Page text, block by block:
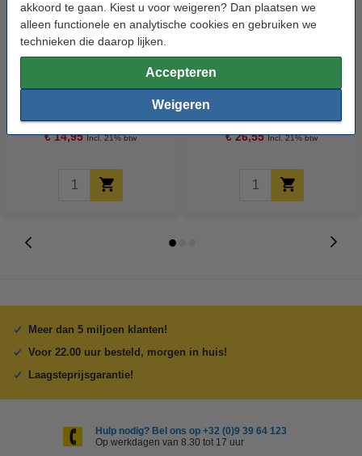
akkoord te gaan. Kiest u voor weigeren? Dan plaatsen we
alleen functionele en analytische cookies en gebruiken we
technieken die daarop lijken.
Accepteren
Weigeren
123accu Xtreme Power MN1500
Penlite AA batterij 24 stuks
€ 14,95 Incl. 21% btw € 26,55 Incl. 21% btw
Meer dan 5 miljoen klanten!
Voor 22.00 uur besteld, morgen in huis!
Laagsteprijsgarantie!
Hulp nodig? Bel ons op +32 (0)9 39 64 123
Op werkdagen van 8.30 tot 17 uur